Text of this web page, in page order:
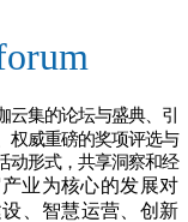
云集的论坛与盛典、引
权威重磅的奖项评选与
动形式，共享洞察和经
业为核心的发展对
、智慧运营、创新